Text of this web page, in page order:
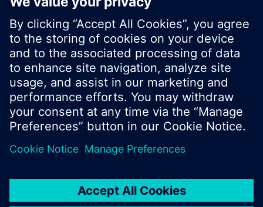
© Siemens Switzerland Ltd. 2017